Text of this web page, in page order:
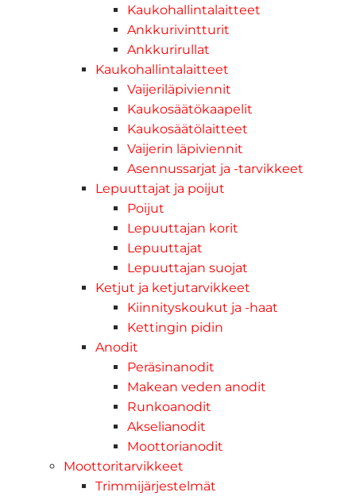
Kaukohallintalaitteet
Ankkurivintturit
Ankkurirullat
Kaukohallintalaitteet
Vaijeriläpiviennit
Kaukosäätökaapelit
Kaukosäätölaitteet
Vaijerin läpiviennit
Asennussarjat ja -tarvikkeet
Lepuuttajat ja poijut
Poijut
Lepuuttajan korit
Lepuuttajat
Lepuuttajan suojat
Ketjut ja ketjutarvikkeet
Kiinnityskoukut ja -haat
Kettingin pidin
Anodit
Peräsinanodit
Makean veden anodit
Runkoanodit
Akselianodit
Moottorianodit
Moottoritarvikkeet
Trimmijärjestelmät